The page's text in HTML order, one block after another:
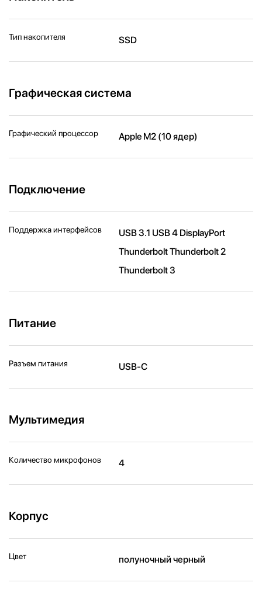
Тип накопителя SSD
Графическая система
Графический процессор Apple M2 (10 ядер)
Подключение
Поддержка интерфейсов
USB 3.1 USB 4 DisplayPort
Thunderbolt Thunderbolt 2
Thunderbolt 3
Питание
Разъем питания USB-C
Мультимедия
Количество микрофонов 4
Корпус
Цвет полуночный черный